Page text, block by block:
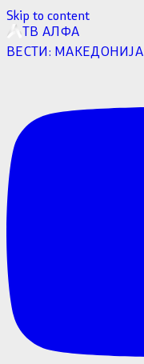
Skip to content
ТВ АЛФА
ВЕСТИ: МАКЕДОНИЈА